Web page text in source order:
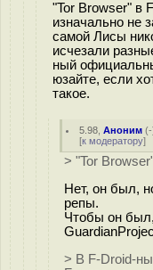
"Tor Browser" в
изначально не
самой Лисы
исчезали
ный
юзайте, если
такое.
5.98 ,Аноним (-
[к модератору]
> "Tor
Нет, он был,
репы.
Чтобы он
> В F-Droid-